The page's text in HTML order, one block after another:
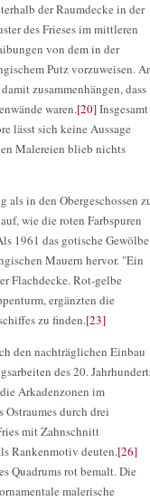
der Raumdecke in der
des Frieses im mittleren
von dem in der
Putz vorzuweisen.
zusammenhängen, dass
waren.[20]Insgesamt
lässt sich keine Aussage
Malereien blieb nichts
als in den Obergeschossen
wie die roten Farbspuren
1961 das gotische Gewölbe
Mauern hervor. "Ein
Flachdecke. Rot-gelbe
ergänzten die
zu finden.[23]
den nachträglichen Einbau
des 20.
Arkadenzonen im
durch drei
mit Zahnschnitt
Rankenmotiv deuten.[26]
Quadrums rot bemalt. Die
malerische